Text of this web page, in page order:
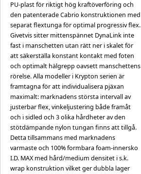
PU-plast för riktigt hög kraftöverföring och
den patenterade Cabrio konstruktionen med
separat flextunga för optimal progressiv flex.
Givetvis sitter mittenspännet DynaLink inte
fast i manschetten utan rätt ner i skalet för
att säkerställa konstant kontakt med foten
och optimalt hälgrepp oavsett manschettens
rörelse. Alla modeller i Krypton serien är
framtagna för att individualisera pjäxan
maximalt: marknadens största intervall av
justerbar flex, vinkeljustering både framåt
och i sidled och 3 olika hårdheter av den
stötdämpande nylon tungan finns att tillgå.
Detta tillsammans med marknadens
varmaste och 100% formbara foam-innersko
I.D. MAX med hård/medium densitet i s.k.
wrap konstruktion vilket ger dubbla lager